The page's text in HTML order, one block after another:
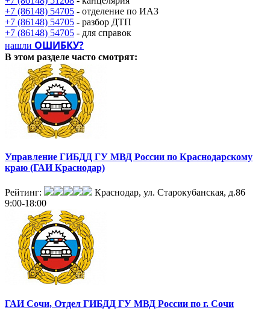
+7 (86148) 54705 - отделение по ИАЗ
+7 (86148) 54705 - разбор ДТП
+7 (86148) 54705 - для справок
нашли ОШИБКУ?
В этом разделе часто смотрят:
Управление ГИБДД ГУ МВД России по Краснодарскому
краю (ГАИ Краснодар)
Рейтинг:
Краснодар, ул. Старокубанская, д.86
9:00-18:00
ГАИ Сочи, Отдел ГИБДД ГУ МВД России по г. Сочи